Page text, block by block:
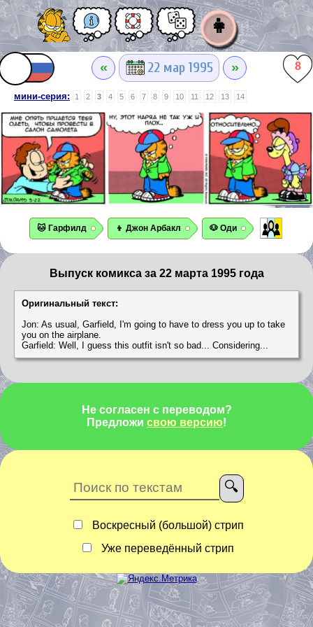
👧
« 22 мар 1995 » 8
мини-серия: 1 2 3 4 5 6 7 8 9 10 11 12 13 14
🐱 Гарфилд 👦 Джон Арбакл 🐶 Оди
Выпуск комикса за 22 марта 1995 года
Оригинальный текст:
Jon: As usual, Garfield, I'm going to have to dress you up to take
you on the airplane.
Garfield: Well, I guess this outfit isn't so bad... Considering...
Не согласен с переводом?
Предложи свою версию!
Воскресный (большой) стрип
Уже переведённый стрип